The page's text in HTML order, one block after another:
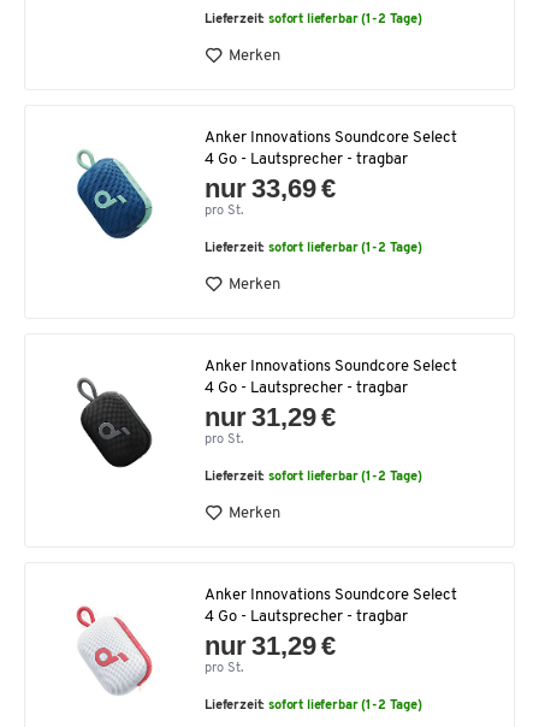
Lieferzeit:sofort lieferbar (1-2 Tage)
Merken
Anker Innovations Soundcore Select
4 Go - Lautsprecher - tragbar
nur 33,69 €
pro St.
Lieferzeit:sofort lieferbar (1-2 Tage)
Merken
Anker Innovations Soundcore Select
4 Go - Lautsprecher - tragbar
nur 31,29 €
pro St.
Lieferzeit:sofort lieferbar (1-2 Tage)
Merken
Anker Innovations Soundcore Select
4 Go - Lautsprecher - tragbar
nur 31,29 €
pro St.
Lieferzeit:sofort lieferbar (1-2 Tage)